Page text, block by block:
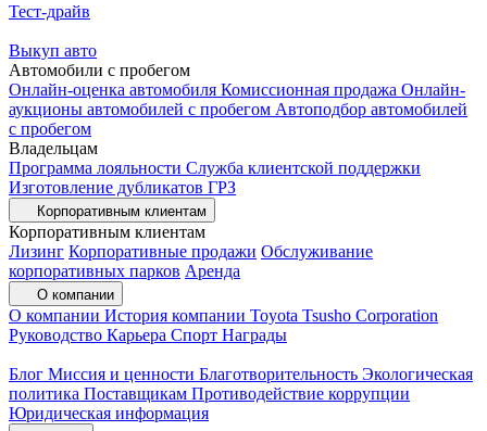
Тест-драйв
Выкуп авто
Автомобили с пробегом
Онлайн-оценка автомобиля Комиссионная продажа Онлайн-
аукционы автомобилей с пробегом Автоподбор автомобилей
с пробегом
Владельцам
Программа лояльности Служба клиентской поддержки
Изготовление дубликатов ГРЗ
Корпоративным клиентам
Корпоративным клиентам
Лизинг Корпоративные продажи Обслуживание
корпоративных парков Аренда
О компании
О компании История компании Toyota Tsusho Corporation
Руководство Карьера Спорт Награды
Блог Миссия и ценности Благотворительность Экологическая
политика Поставщикам Противодействие коррупции
Юридическая информация